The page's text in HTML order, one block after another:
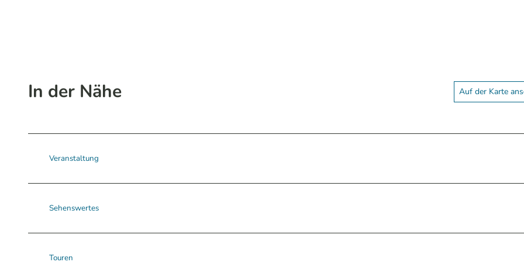
In der Nähe Auf der Karte
Veranstaltung
Sehenswertes
Touren